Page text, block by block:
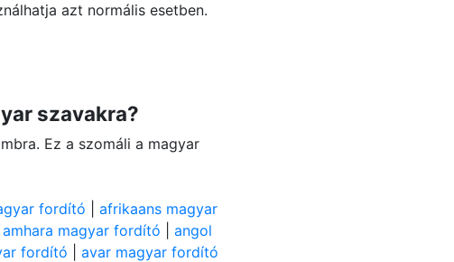
azt normális esetben.
szavakra?
Ez a szomáli a magyar
fordító |afrikaans magyar
amhara magyar fordító |angol
fordító |avar magyar fordító